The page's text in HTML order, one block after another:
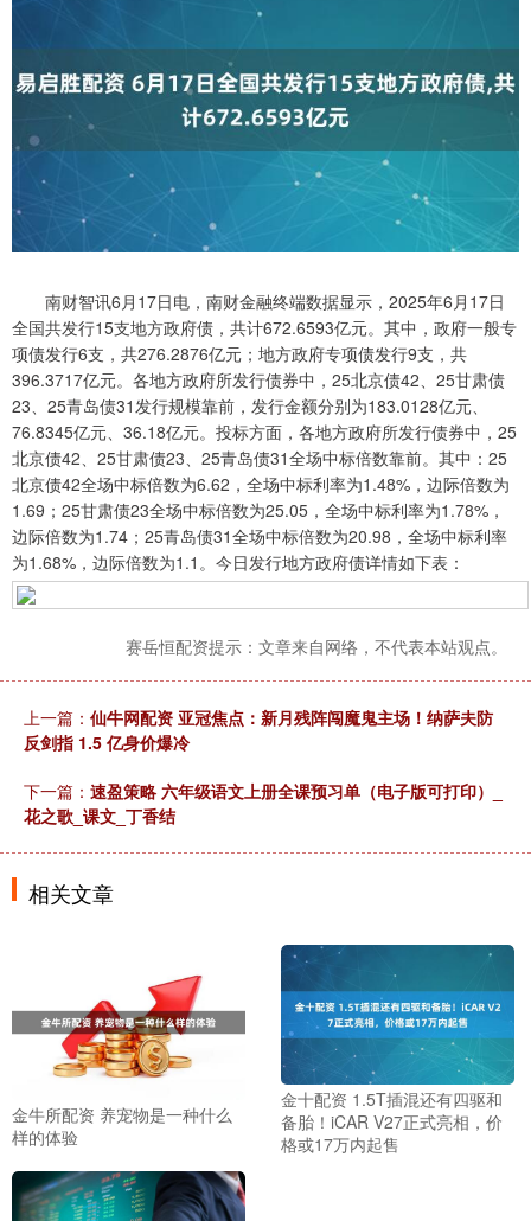
南财智讯6月17日电，南财金融终端数据显示，2025年6月17日
全国共发行15支地方政府债，共计672.6593亿元。其中，政府一般专
项债发行6支，共276.2876亿元；地方政府专项债发行9支，共
396.3717亿元。各地方政府所发行债券中，25北京债42、25甘肃债
23、25青岛债31发行规模靠前，发行金额分别为183.0128亿元、
76.8345亿元、36.18亿元。投标方面，各地方政府所发行债券中，25
北京债42、25甘肃债23、25青岛债31全场中标倍数靠前。其中：25
北京债42全场中标倍数为6.62，全场中标利率为1.48%，边际倍数为
1.69；25甘肃债23全场中标倍数为25.05，全场中标利率为1.78%，
边际倍数为1.74；25青岛债31全场中标倍数为20.98，全场中标利率
为1.68%，边际倍数为1.1。今日发行地方政府债详情如下表：
赛岳恒配资提示：文章来自网络，不代表本站观点。
上一篇： 仙牛网配资 亚冠焦点：新月残阵闯魔鬼主场！纳萨夫防
反剑指 1.5 亿身价爆冷
下一篇： 速盈策略 六年级语文上册全课预习单（电子版可打印）_
花之歌_课文_丁香结
相关文章
金牛所配资 养宠物是一种什么
样的体验
金十配资 1.5T插混还有四驱和
备胎！iCAR V27正式亮相，价
格或17万内起售